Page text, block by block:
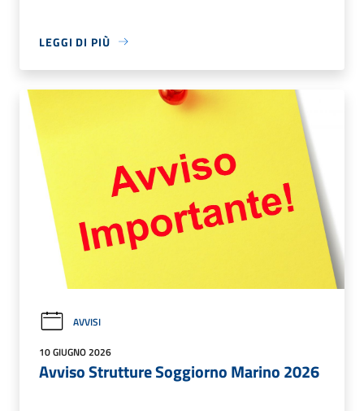
LEGGI DI PIÙ
AVVISI
10 GIUGNO 2026
Avviso Strutture Soggiorno Marino 2026